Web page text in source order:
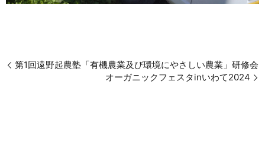
第1回遠野起農塾「有機農業及び環境にやさしい農業」研修会
オーガニックフェスタinいわて2024